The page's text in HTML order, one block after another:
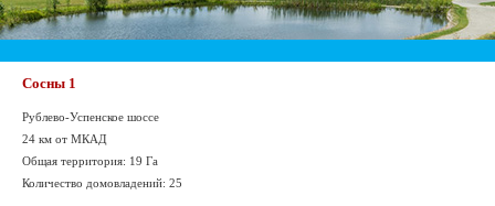
Сосны 1
Рублево-Успенское шоссе
24 км от МКАД
Общая территория: 19 Га
Количество домовладений: 25